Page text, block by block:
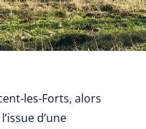
les-Forts, alors
l’issue d’une